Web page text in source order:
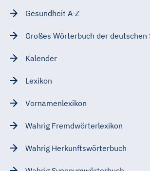
Gesundheit A-Z
Großes Wörterbuch der deutschen
Kalender
Lexikon
Vornamenlexikon
Wahrig Fremdwörterlexikon
Wahrig Herkunftswörterbuch